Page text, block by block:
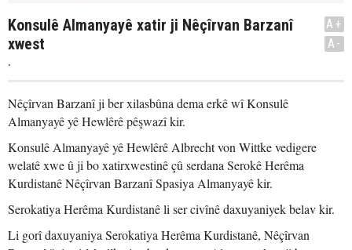
Konsulê Almanyayê xatir ji Nêçîrvan Barzanî
xwest
.
A+
A-
Nêçîrvan Barzanî ji ber xilasbûna dema erkê wî Konsulê
Almanyayê yê Hewlêrê pêşwazî kir.
Konsulê Almanyayê yê Hewlêrê Albrecht von Wittke vedigere
welatê xwe û ji bo xatirxwestinê çû serdana Serokê Herêma
Kurdistanê Nêçîrvan Barzanî Spasiya Almanyayê kir.
Serokatiya Herêma Kurdistanê li ser civînê daxuyaniyek belav kir.
Li gorî daxuyaniya Serokatiya Herêma Kurdistanê, Nêçîrvan